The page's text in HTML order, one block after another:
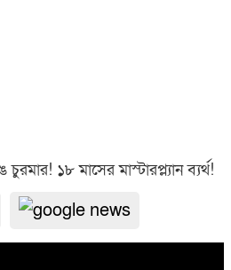
১৮ মাসের মাস্টারপ্ল্যান ব্যর্থ!